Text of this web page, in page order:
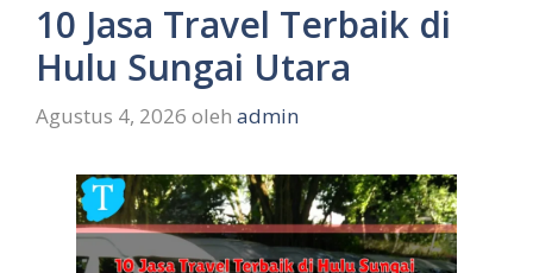
10 Jasa Travel Terbaik di
Hulu Sungai Utara
Agustus 4, 2026 oleh admin